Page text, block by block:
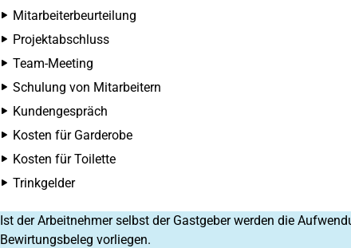
Mitarbeiterbeurteilung
Projektabschluss
Team-Meeting
Schulung von Mitarbeitern
Kundengespräch
Kosten für Garderobe
Kosten für Toilette
Trinkgelder
Ist der Arbeitnehmer selbst der Gastgeber werden die
Bewirtungsbeleg vorliegen.